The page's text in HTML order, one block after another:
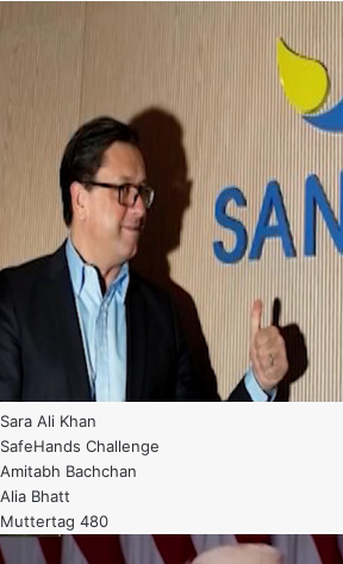
Sara Ali Khan
SafeHands Challenge
Amitabh Bachchan
Alia Bhatt
Muttertag 480